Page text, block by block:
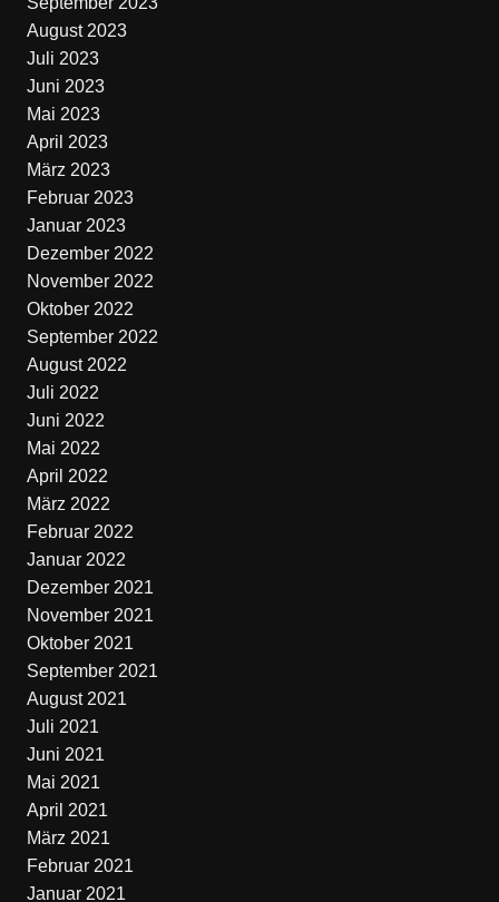
August 2023
Juli 2023
Juni 2023
Mai 2023
April 2023
März 2023
Februar 2023
Januar 2023
Dezember 2022
November 2022
Oktober 2022
September 2022
August 2022
Juli 2022
Juni 2022
Mai 2022
April 2022
März 2022
Februar 2022
Januar 2022
Dezember 2021
November 2021
Oktober 2021
September 2021
August 2021
Juli 2021
Juni 2021
Mai 2021
April 2021
März 2021
Februar 2021
Januar 2021